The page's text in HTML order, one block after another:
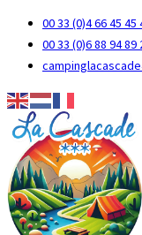
00 33 (0)4 66 45 45
00 33 (0)6 88 94 89